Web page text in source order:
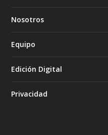
Nosotros
Equipo
Edición Digital
Privacidad